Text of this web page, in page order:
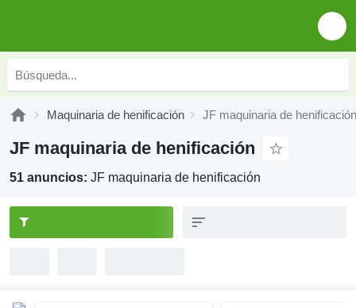
Maquinaria de henificación JF maquinaria de henificación
JF maquinaria de henificación
51 anuncios: JF maquinaria de henificación